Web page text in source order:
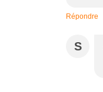
Répondre
S